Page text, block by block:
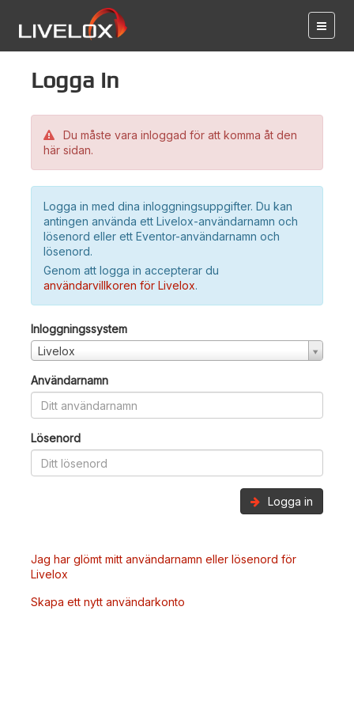
Logga in
Du måste vara inloggad för att komma åt den
här sidan.
Logga in med dina inloggningsuppgifter. Du kan
antingen använda ett Livelox-användarnamn och
lösenord eller ett Eventor-användarnamn och
lösenord.
Genom att logga in accepterar du
användarvillkoren för Livelox.
Inloggningssystem
Livelox
Användarnamn
Lösenord
Logga in
Jag har glömt mitt användarnamn eller lösenord för
Livelox
Skapa ett nytt användarkonto